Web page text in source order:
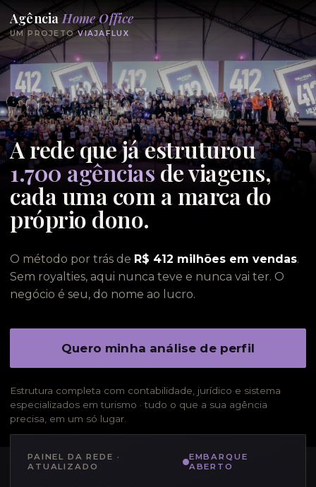
AgênciaHome Office
UM PROJETOVIAJAFLUX
A rede que já estruturou
1.700 agênciasde viagens,
cada uma com a marca do
próprio dono.
O método por trás de R$ 412 milhões em vendas.
Sem royalties, aqui nunca teve e nunca vai ter. O
negócio é seu, do nome ao lucro.
Quero minha análise de perfil
Estrutura completa com contabilidade, jurídico e sistema
especializados em turismo · tudo o que a sua agência
precisa, em um só lugar.
PAINEL DA REDE ·
ATUALIZADO
EMBARQUE
ABERTO